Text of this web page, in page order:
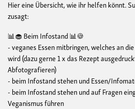
Hier eine Übersicht, wie ihr helfen könnt.
zusagt:
📊🧁 Beim Infostand 📊🍪
- veganes Essen mitbringen, welches an
wird (dazu gerne 1 x das Rezept
Abfotografieren)
- beim Infostand stehen und Essen/
- beim Infostand stehen und auf Fragen
Veganismus führen